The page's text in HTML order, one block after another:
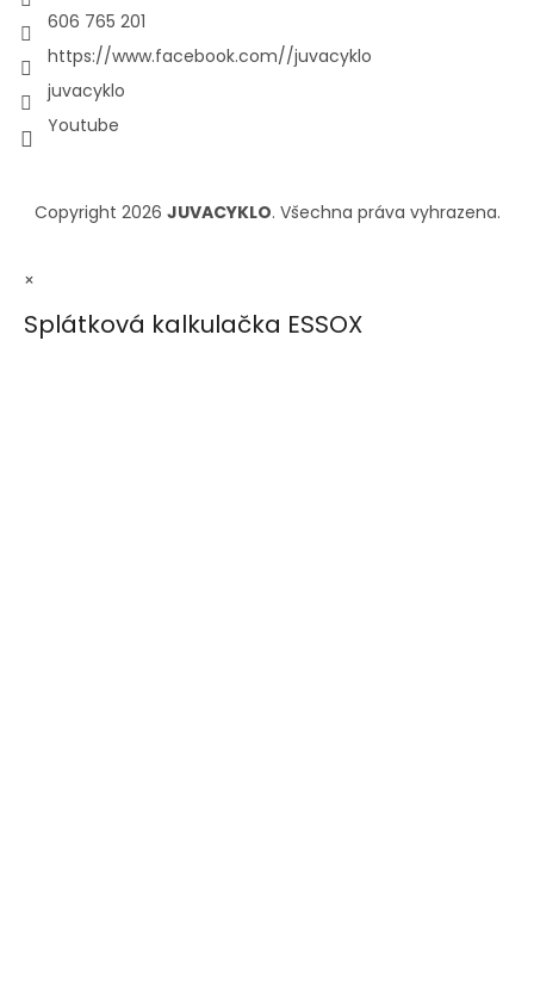
606 765 201
https://www.facebook.com//juvacyklo
juvacyklo
Youtube
Copyright 2026 JUVACYKLO. Všechna práva vyhrazena.
×
Splátková kalkulačka ESSOX